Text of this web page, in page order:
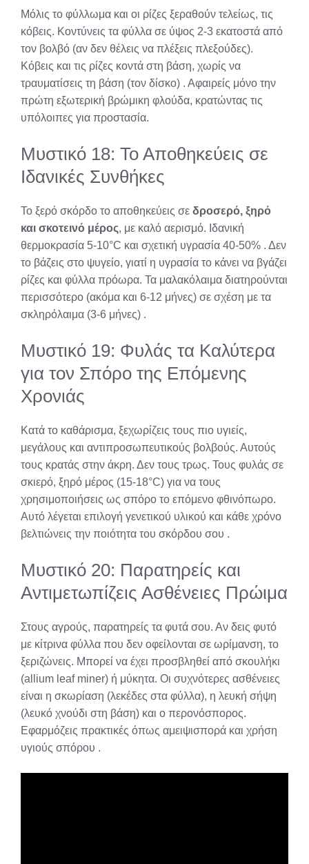
Μόλις το φύλλωμα και οι ρίζες ξεραθούν τελείως, τις
κόβεις. Κοντύνεις τα φύλλα σε ύψος 2-3 εκατοστά από
τον βολβό (αν δεν θέλεις να πλέξεις πλεξούδες).
Κόβεις και τις ρίζες κοντά στη βάση, χωρίς να
τραυματίσεις τη βάση (τον δίσκο) . Αφαιρείς μόνο την
πρώτη εξωτερική βρώμικη φλούδα, κρατώντας τις
υπόλοιπες για προστασία.
Μυστικό 18: Το Αποθηκεύεις σε
Ιδανικές Συνθήκες
Το ξερό σκόρδο το αποθηκεύεις σε δροσερό, ξηρό
και σκοτεινό μέρος, με καλό αερισμό. Ιδανική
θερμοκρασία 5-10°C και σχετική υγρασία 40-50% . Δεν
το βάζεις στο ψυγείο, γιατί η υγρασία το κάνει να βγάζει
ρίζες και φύλλα πρόωρα. Τα μαλακόλαιμα διατηρούνται
περισσότερο (ακόμα και 6-12 μήνες) σε σχέση με τα
σκληρόλαιμα (3-6 μήνες) .
Μυστικό 19: Φυλάς τα Καλύτερα
για τον Σπόρο της Επόμενης
Χρονιάς
Κατά το καθάρισμα, ξεχωρίζεις τους πιο υγιείς,
μεγάλους και αντιπροσωπευτικούς βολβούς. Αυτούς
τους κρατάς στην άκρη. Δεν τους τρως. Τους φυλάς σε
σκιερό, ξηρό μέρος (15-18°C) για να τους
χρησιμοποιήσεις ως σπόρο το επόμενο φθινόπωρο.
Αυτό λέγεται επιλογή γενετικού υλικού και κάθε χρόνο
βελτιώνεις την ποιότητα του σκόρδου σου .
Μυστικό 20: Παρατηρείς και
Αντιμετωπίζεις Ασθένειες Πρώιμα
Στους αγρούς, παρατηρείς τα φυτά σου. Αν δεις φυτό
με κίτρινα φύλλα που δεν οφείλονται σε ωρίμανση, το
ξεριζώνεις. Μπορεί να έχει προσβληθεί από σκουλήκι
(allium leaf miner) ή μύκητα. Οι συχνότερες ασθένειες
είναι η σκωρίαση (λεκέδες στα φύλλα), η λευκή σήψη
(λευκό χνούδι στη βάση) και ο περονόσπορος.
Εφαρμόζεις πρακτικές όπως αμειψισπορά και χρήση
υγιούς σπόρου .